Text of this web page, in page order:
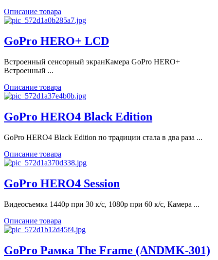
Описание товара
GoPro HERO+ LCD
Встроенный сенсорный экранКамера GoPro HERO+
Встроенный ...
Описание товара
GoPro HERO4 Black Edition
GoPro HERO4 Black Edition по традиции стала в два раза ...
Описание товара
GoPro HERO4 Session
Видеосъемка 1440p при 30 к/с, 1080p при 60 к/с, Камера ...
Описание товара
GoPro Рамка The Frame (ANDMK-301)